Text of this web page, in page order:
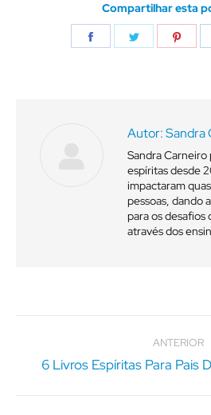
Compartilhar esta
CompartilharCompartilhar
Autor:Sandra
Sandra
espíritas desde
impactaram
pessoas, dando
para os
através dos
post:
ANTERIOR
Post
6 Livros Espíritas Para Pais